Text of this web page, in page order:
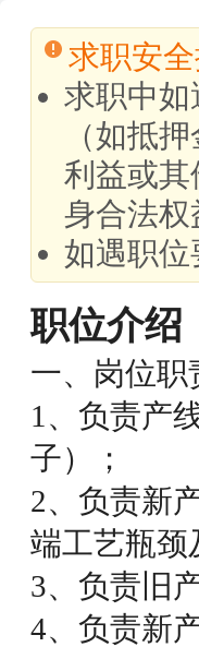
求职安
求职中
（如抵
利益或
身合法权
如遇职
职位介绍
一、岗位职
1、负责产
子）；
2、负责新
端工艺瓶颈
3、负责旧
4、负责新